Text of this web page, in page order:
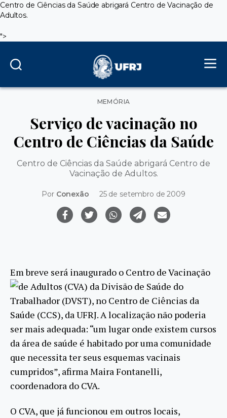
Centro de Ciências da Saúde abrigará Centro de Vacinação de
Adultos.
">
Categorias
MEMÓRIA
Serviço de vacinação no
Centro de Ciências da Saúde
Centro de Ciências da Saúde abrigará Centro de
Vacinação de Adultos.
Por Conexão 25 de setembro de 2009
Em breve será inaugurado o Centro de Vacinação
de Adultos (CVA) da Divisão de Saúde do
Trabalhador (DVST), no Centro de Ciências da
Saúde (CCS), da UFRJ. A localização não poderia
ser mais adequada: “um lugar onde existem cursos
da área de saúde é habitado por uma comunidade
que necessita ter seus esquemas vacinais
cumpridos”, afirma Maira Fontanelli,
coordenadora do CVA.
O CVA, que já funcionou em outros locais,